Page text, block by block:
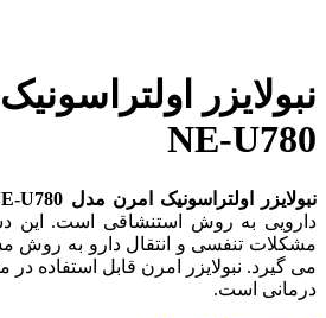
نبولایزر
NE-U780
نبولایزر اولتراسونیک امرن مدل NE-U780
دارویی به روش استنشاقی است. این
مشکلات تنفسی و انتقال دارو به روش
می گیرد. نبولایزر امرن قابل استفاده
درمانی است.